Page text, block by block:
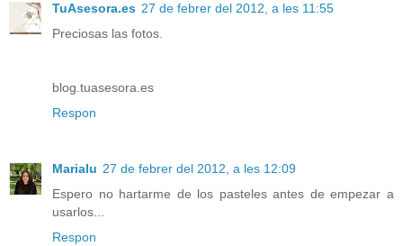
TuAsesora.es 27 de febrer del 2012, a les 11:55
Preciosas las fotos.
blog.tuasesora.es
Respon
Marialu 27 de febrer del 2012, a les 12:09
Espero no hartarme de los pasteles antes de empezar a
usarlos...
Respon